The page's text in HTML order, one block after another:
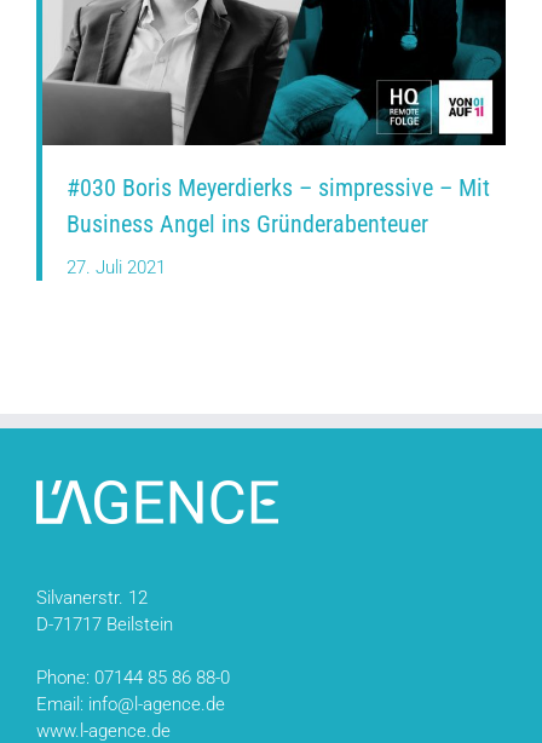
#030 Boris Meyerdierks – simpressive – Mit
Business Angel ins Gründerabenteuer
27. Juli 2021
Silvanerstr. 12
D-71717 Beilstein
Phone: 07144 85 86 88-0
Email: info@l-agence.de
www.l-agence.de